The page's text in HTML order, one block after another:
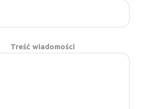
Treść wiadomości